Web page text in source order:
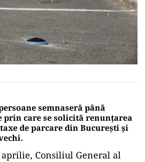
semnaseră până
care se solicită renunțarea
de parcare din București și
Consiliul General al